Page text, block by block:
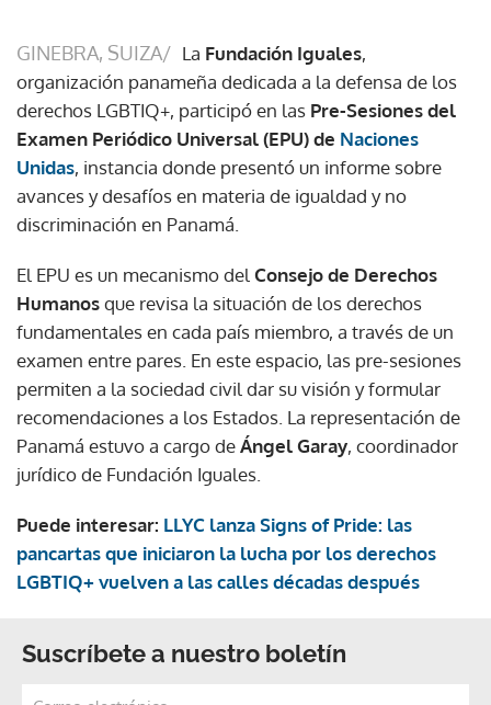
GINEBRA, SUIZA/ La Fundación Iguales,
organización panameña dedicada a la defensa de los
derechos LGBTIQ+, participó en las Pre-Sesiones del
Examen Periódico Universal (EPU) de Naciones
Unidas, instancia donde presentó un informe sobre
avances y desafíos en materia de igualdad y no
discriminación en Panamá.
El EPU es un mecanismo del Consejo de Derechos
Humanosque revisa la situación de los derechos
fundamentales en cada país miembro, a través de un
examen entre pares. En este espacio, las pre-sesiones
permiten a la sociedad civil dar su visión y formular
recomendaciones a los Estados. La representación de
Panamá estuvo a cargo deÁngelGaray, coordinador
jurídico de Fundación Iguales.
Puede interesar: LLYC lanza Signs of Pride: las
pancartas que iniciaron la lucha por los derechos
LGBTIQ+ vuelven a las calles décadas después
Suscríbete a nuestro boletín